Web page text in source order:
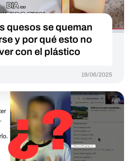
quesos se queman
y por qué esto no
con el plástico
19/06/2025